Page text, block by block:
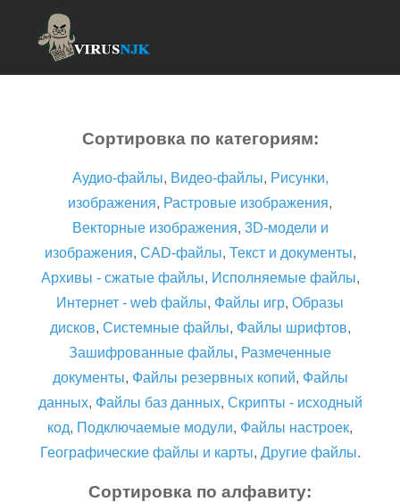
Сортировка по категориям:
Аудио-файлы, Видео-файлы, Рисунки,
изображения, Растровые изображения,
Векторные изображения, 3D-модели и
изображения, CAD-файлы, Текст и документы,
Архивы - сжатые файлы, Исполняемые файлы,
Интернет - web файлы, Файлы игр, Образы
дисков, Системные файлы, Файлы шрифтов,
Зашифрованные файлы, Размеченные
документы, Файлы резервных копий, Файлы
данных, Файлы баз данных, Скрипты - исходный
код, Подключаемые модули, Файлы настроек,
Географические файлы и карты, Другие файлы.
Сортировка по алфавиту: